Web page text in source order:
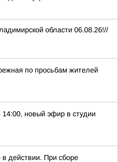
области 06.08.26!//
по просьбам жителей
14:00, новый эфир в студии
действии. При сборе